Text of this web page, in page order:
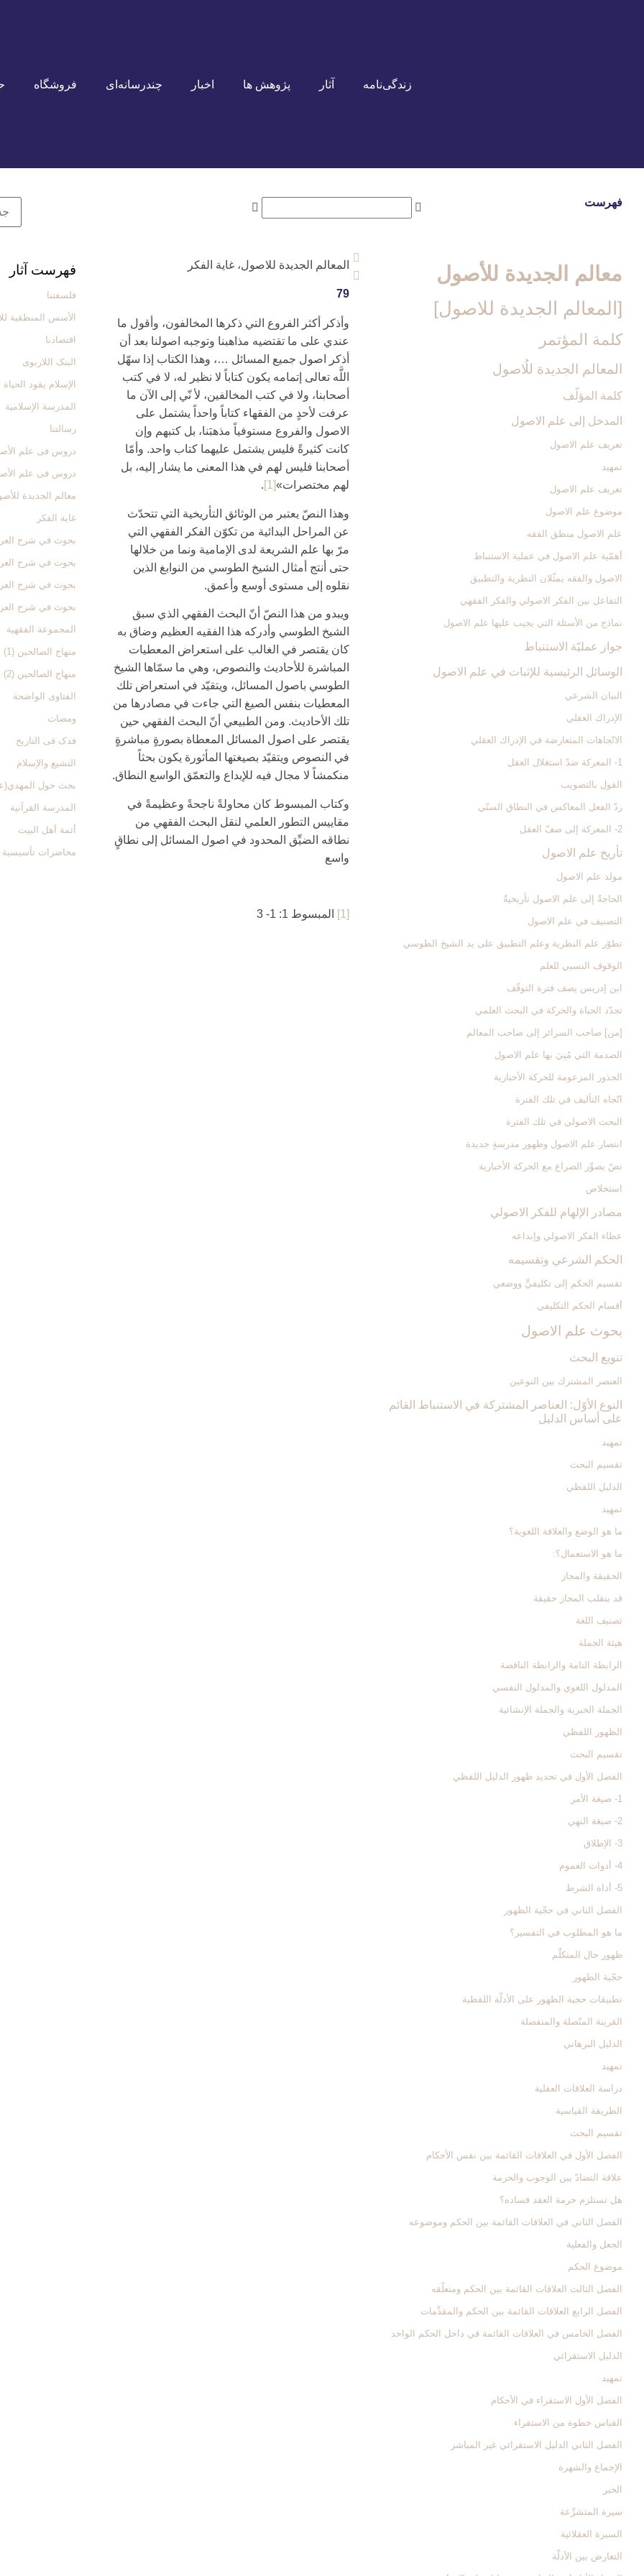
زندگی‌نامه آثار پژوهش ها اخبار چندرسانه‌ای فروشگاه
فهرست
معالم الجدیدة للأصول
[المعالم الجديدة للاصول‏]
كلمة المؤتمر
المعالم الجديدة للُاصول‏
كلمة المؤلّف
المدخل ‏إلى علم الاصول‏
تعريف علم الاصول‏
تمهيد
تعريف علم الاصول
موضوع علم الاصول
علم الاصول منطق الفقه
أهمّية علم الاصول في عملية الاستنباط
الاصول والفقه يمثّلان النظرية والتطبيق
التفاعل بين الفكر الاصولي والفكر الفقهي
نماذج من الأسئلة التي يجيب عليها علم الاصول
جواز عمليّة الاستنباط
الوسائل الرئيسية للإثبات في علم الاصول
البيان الشرعي‏
الإدراك العقلي‏
الاتّجاهات المتعارضة في الإدراك العقلي
1- المعركة ضدّ استغلال العقل
القول بالتصويب
ردّ الفعل المعاكس في النطاق السنّي
2- المعركة إلى صفّ العقل
تأريخ علم الاصول‏
مولد علم الاصول
الحاجةُ إلى علم الاصول تأريخيةٌ
التصنيف في علم الاصول
تطوّر علم النظرية وعلم التطبيق على يد الشيخ الطوسي
الوقوف النسبي للعلم
ابن إدريس يصف فترة التوقّف
تجدّد الحياة والحركة في البحث العلمي
[من‏] صاحب السرائر إلى صاحب المعالم
الصدمة التي مُنِيَ بها علم الاصول
الجذور المزعومة للحركة الأخبارية
اتّجاه التأليف في تلك الفترة
البحث الاصولي في تلك الفترة
انتصار علم الاصول وظهور مدرسةٍ جديدة
نصّ يصوِّر الصراع مع الحركة الأخبارية
استخلاص
مصادر الإلهام للفكر الاصولي‏
عطاء الفكر الاصولي وإبداعه
الحكم الشرعي وتقسيمه‏
تقسيم الحكم إلى تكليفيٍّ ووضعي
أقسام الحكم التكليفي
بحوث علم الاصول‏
تنويع البحث‏
العنصر المشترك بين النوعين
النوع الأوّل: العناصر المشتركة في الاستنباط القائم
على أساس الدليل‏
تمهيد
تقسيم البحث
الدليل اللفظي‏
تمهيد
ما هو الوضع والعلاقة اللغوية؟
ما هو الاستعمال؟:
الحقيقة والمجاز
قد ينقلب المجاز حقيقة
تصنيف اللغة
هيئة الجملة
الرابطة التامة والرابطة الناقصة
المدلول اللغوي والمدلول النفسي
الجملة الخبرية والجملة الإنشائية
الظهور اللفظي
تقسيم البحث
الفصل الأول في تحديد ظهور الدليل اللفظي‏
1- صيغة الأمر
2- صيغة النهي
3- الإطلاق
4- أدوات العموم
5- أداة الشرط
الفصل الثاني في حجّية الظهور
ما هو المطلوب في التفسير؟
ظهور حال المتكلّم
حجّية الظهور
تطبيقات حجية الظهور على الأدلّة اللفظية
القرينة المتّصلة والمنفصلة
الدليل البرهاني‏
تمهيد
دراسة العلاقات العقلية
الطريقة القياسية
تقسيم البحث
الفصل الأول في العلاقات القائمة بين نفس الأحكام‏
علاقة التضادّ بين الوجوب والحرمة
هل تستلزم حرمة العقد فساده؟
الفصل الثاني في العلاقات القائمة بين الحكم وموضوعه‏
الجعل والفعلية
موضوع الحكم
الفصل الثالث العلاقات القائمة بين الحكم ومتعلّقه
الفصل الرابع العلاقات القائمة بين الحكم والمقدِّمات‏
الفصل الخامس في العلاقات القائمة في داخل الحكم الواحد
الدليل الاستقرائي‏
تمهيد
الفصل الأول‏ الاستقراء في الأحكام‏
القياس خطوة من الاستقراء
الفصل الثاني ‏الدليل الاستقرائي غير المباشر
الإجماع والشهرة
الخبر
سيرة المتشرِّعة
السيرة العقلائية
التعارض بين الأدلّة
المعالم الجديدة للاصول، غاية الفكر
79
وأذكر أكثر الفروع التي ذكرها المخالفون، وأقول ما
عندي على ما تقتضيه مذاهبنا وتوجبه اصولنا بعد أن
أذكر اصول جميع المسائل …، وهذا الكتاب إذا سهّل
اللَّه تعالى إتمامه يكون كتاباً لا نظير له، لا في كتب
أصحابنا، ولا في كتب المخالفين، لأ نّي إلى‏ الآن ما
عرفت لأحدٍ من الفقهاء كتاباً واحداً يشتمل على
الاصول والفروع مستوفياً مذهبَنا، بل كتبهم وإن
كانت كثيرةً فليس يشتمل عليهما كتاب واحد. وأمّا
أصحابنا فليس لهم في هذا المعنى ما يشار إليه، بل
لهم مختصرات»[1]
.
وهذا النصّ يعتبر من الوثائق التأريخية التي تتحدّث
عن المراحل البدائية من تكوّن الفكر الفقهي التي
مرّ بها علم الشريعة لدى الإمامية ونما من خلالها
حتى أنتج أمثال الشيخ الطوسي من النوابغ الذين
نقلوه إلى مستوى أوسع وأعمق.
ويبدو من هذا النصّ أنّ البحث الفقهي الذي سبق
الشيخ الطوسي وأدركه هذا الفقيه العظيم وضاق به
كان يقتصر في الغالب على استعراض المعطيات
المباشرة للأحاديث والنصوص، وهي ما سمّاها الشيخ
الطوسي باصول المسائل، ويتقيّد في استعراض تلك
المعطيات بنفس الصيغ التي جاءت في مصادرها من
تلك الأحاديث. ومن الطبيعي أنّ البحث الفقهي حين
يقتصر على اصول المسائل المعطاة بصورةٍ مباشرةٍ
في النصوص ويتقيّد بصيغتها المأثورة يكون بحثاً
منكمشاً لا مجال فيه للإبداع والتعمّق الواسع النطاق.
وكتاب المبسوط كان محاولةً ناجحةً وعظيمةً في
مقاييس التطور العلمي لنقل البحث الفقهي من
نطاقه الضيِّق المحدود في اصول المسائل إلى نطاقٍ
واسع‏
[1] المبسوط 1: 1- 3
فهرست آثار
فلسفتنا
الأسس المنطقیة
اقتصادنا
البنک اللاربوی
الإسلام یقود الحیاة
المدرسة الإسلامیة
رسالتنا
دروس فی علم
دروس فی علم
معالم الجدیدة
غایة الفکر
بحوث في شرح
بحوث في شرح
بحوث في شرح
بحوث في شرح
المجموعة الفقهیة
منهاج الصالحین (1)
منهاج الصالحین (2)
الفتاوی الواضحة
ومضات
فدک فی التاریخ
التشیع والإسلام
بحث حول
المدرسة القرآنیة
أئمة أهل البیت
محاضرات تأسیسیة